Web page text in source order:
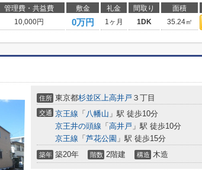
管理費・共益費 敷金 礼金 間取り 面積
10,000円 0万円 1ヶ月 1DK 35.24㎡
住所 東京都杉並区上高井戸 ３丁目
交通 京王線 「 八幡山 」駅 徒歩10分
京王井の頭線 「 高井戸 」駅 徒歩10分
京王線 「 芦花公園 」駅 徒歩15分
築年 築20年 階数 2階建 構造 木造